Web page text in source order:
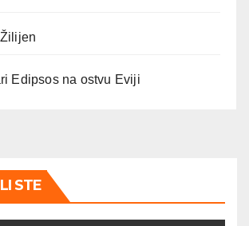
Edipsos na ostvu Eviji
STE